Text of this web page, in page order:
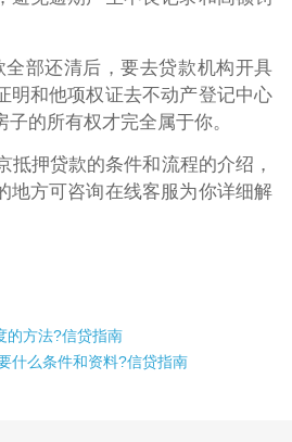
部还清后，要去贷款机构开具
明和他项权证去不动产登记中心
的所有权才完全属于你。
抵押贷款的条件和流程的介绍，
地方可咨询在线客服为你详细解
的方法?信贷指南
什么条件和资料?信贷指南